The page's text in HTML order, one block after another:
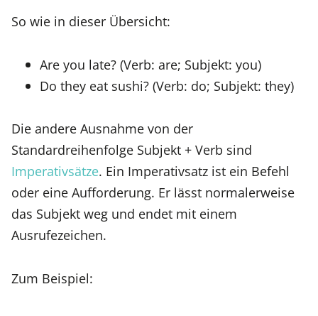
So wie in dieser Übersicht:
Are you late? (Verb: are; Subjekt: you)
Do they eat sushi? (Verb: do; Subjekt: they)
Die andere Ausnahme von der
Standardreihenfolge Subjekt + Verb sind
Imperativsätze. Ein Imperativsatz ist ein Befehl
oder eine Aufforderung. Er lässt normalerweise
das Subjekt weg und endet mit einem
Ausrufezeichen.
Zum Beispiel: